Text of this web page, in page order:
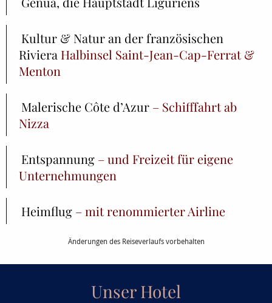
Kultur & Natur an der französischen
Riviera Halbinsel Saint-Jean-Cap-Ferrat &
Menton
Malerische Côte d’Azur – Schifffahrt ab
Nizza
Entspannung – und Freizeit für eigene
Unternehmungen
Heimflug – mit renommierter Airline
Änderungen des Reiseverlaufs vorbehalten
Unser Hotel